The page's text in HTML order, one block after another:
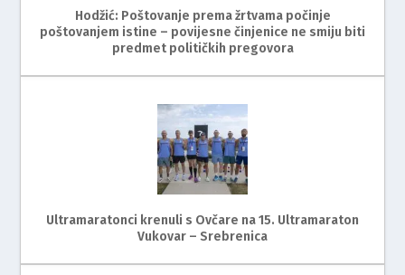
Hodžić: Poštovanje prema žrtvama počinje
poštovanjem istine – povijesne činjenice ne smiju biti
predmet političkih pregovora
Ultramaratonci krenuli s Ovčare na 15. Ultramaraton
Vukovar – Srebrenica